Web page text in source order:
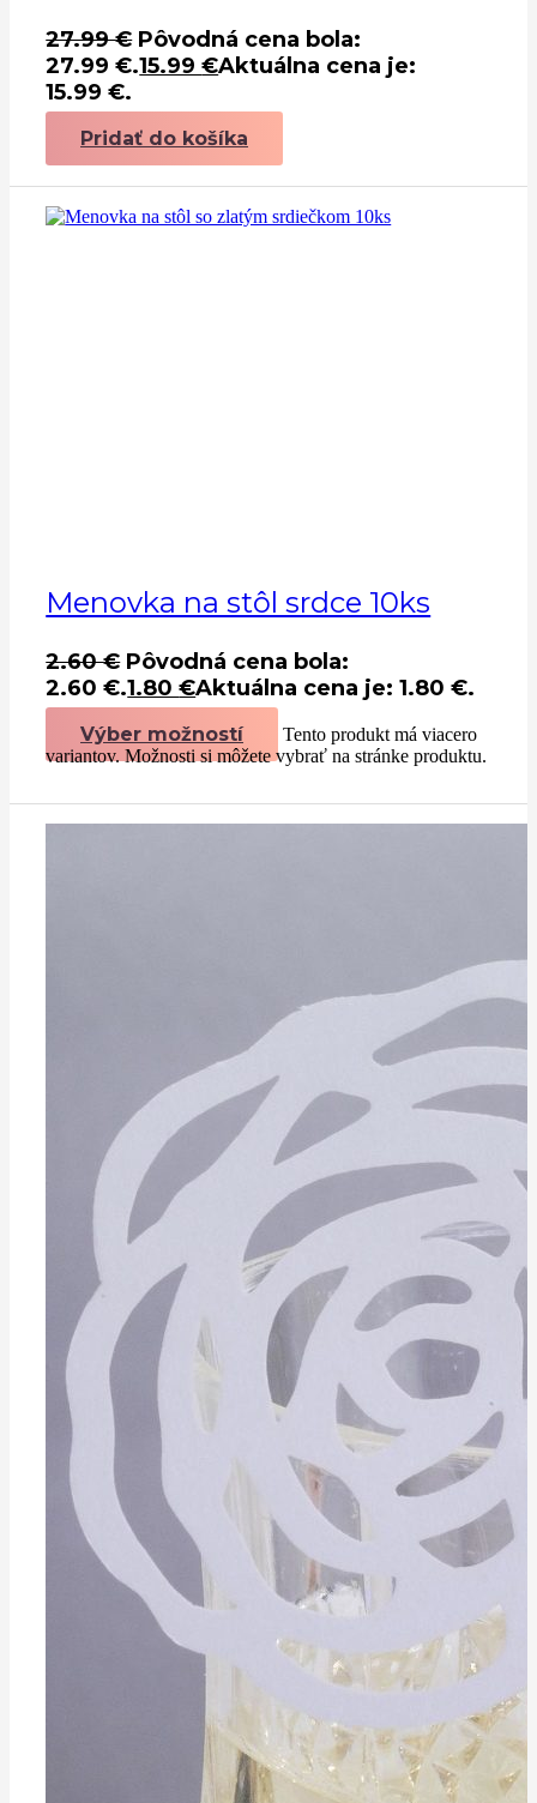
27.99€ Pôvodná cena bola:
27.99 €.15.99€Aktuálna cena je:
15.99 €.
Pridať do košíka
Menovka na stôl srdce 10ks
2.60€ Pôvodná cena bola:
2.60 €.1.80€Aktuálna cena je: 1.80 €.
Výber možností
Tento produkt má viacero
variantov. Možnosti si môžete vybrať na stránke produktu.